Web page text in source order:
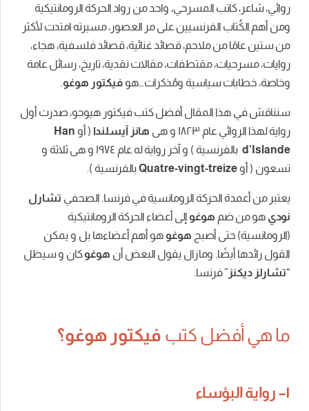
المسرحي، واحدمنروادالحركةالرومانتيكية
الفرنسيين علىمرالعصور،مسيرته امتدتلأكثر
منملاحم،قصائدغنائية،قصائدفلسفية،هجاء،
مقتطفات ،مقالاتنقدية،تاريخ،رسائلعامة
سياسيةومُذكرات…هوفيكتورهوغو.
المقال أفضل كتب فيكتور هيوجو، صدرتأول
عام١٨٢٣ وهى هانز آيسلندا(أو Han
) و آخر روايةلهعام ١٩٧٤ و هى ثلاثةو
Quatre-vingt-بالفرنسية).
الحركة الرومانسية في فرنسا.الصحفي تشارل
هوغوإلىأعضاء الحركة الرومانتيكية
أصبحهوغو هو أهمأعضاءها بل ويمكن
.ومازاليقولالبعض أن هوغو كانو سيظل
فرنسا.
كتبفيكتور هوغو؟